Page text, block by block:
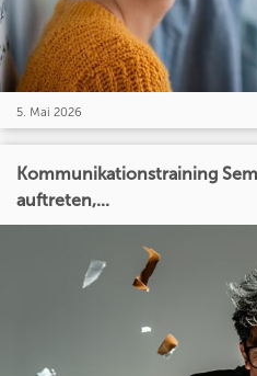
5. Mai 2026
Kommunikationstraining
auftreten,...